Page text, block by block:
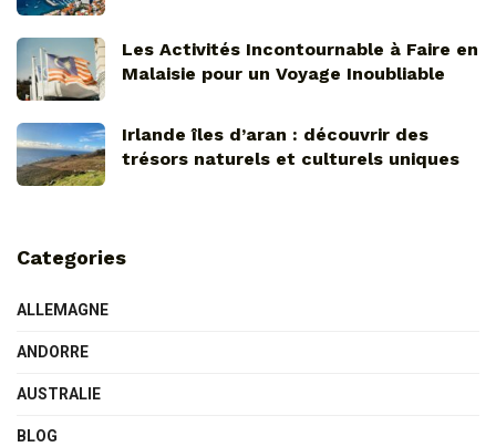
Les Activités Incontournable à Faire en
Malaisie pour un Voyage Inoubliable
Irlande îles d’aran : découvrir des
trésors naturels et culturels uniques
Categories
ALLEMAGNE
ANDORRE
AUSTRALIE
BLOG